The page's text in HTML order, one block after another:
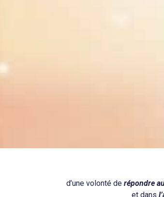
Mon enfant
d’une volonté de répondre
et dans